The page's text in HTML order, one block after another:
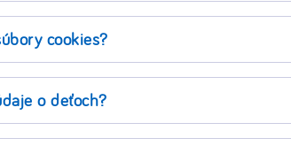
cookies?
o deťoch?